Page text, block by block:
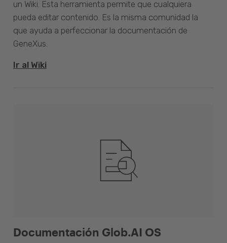
un Wiki. Esta herramienta permite que cualquiera
pueda editar contenido. Es la misma comunidad la
que ayuda a perfeccionar la documentación de
GeneXus.
Ir al Wiki
Documentación Glob.AI OS